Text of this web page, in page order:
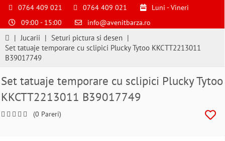
pentru
suna
0764409021
a
comanda
telefonic
0764 409 021 0764 409 021
Luni - Vineri
09:00 - 15:00
info@avenitbarza.ro
| Jucarii | Seturi pictura si desen |
Set tatuaje temporare cu sclipici Plucky Tytoo KKCTT2213011
B39017749
Set tatuaje temporare cu sclipici Plucky Tytoo
KKCTT2213011 B39017749
(0 Pareri)